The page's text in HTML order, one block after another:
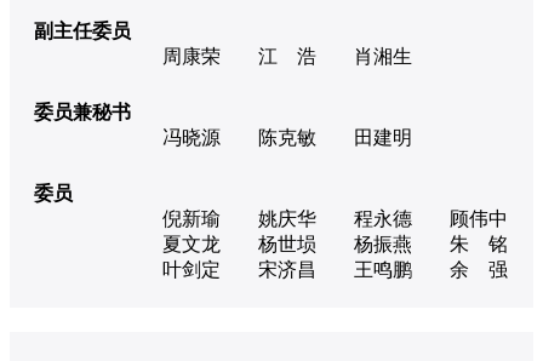
副主任委员
周康荣
江 浩 肖湘生
委员兼秘书
冯晓源
陈克敏 田建明
委员
倪新瑜
姚庆华 程永德
顾伟中
夏文龙
杨世埙 杨振燕
朱 铭
叶剑定
宋济昌 王鸣鹏 余 强